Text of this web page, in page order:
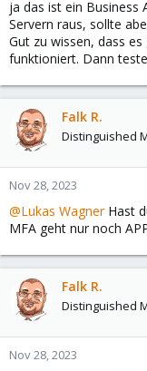
ja das ist ein Business
Servern raus, sollte
Gut zu wissen, dass
funktioniert. Dann
Falk R.
Distinguished
Nov 28, 2023
@Lukas WagnerHast
MFA geht nur noch
Falk R.
Distinguished
Nov 28, 2023